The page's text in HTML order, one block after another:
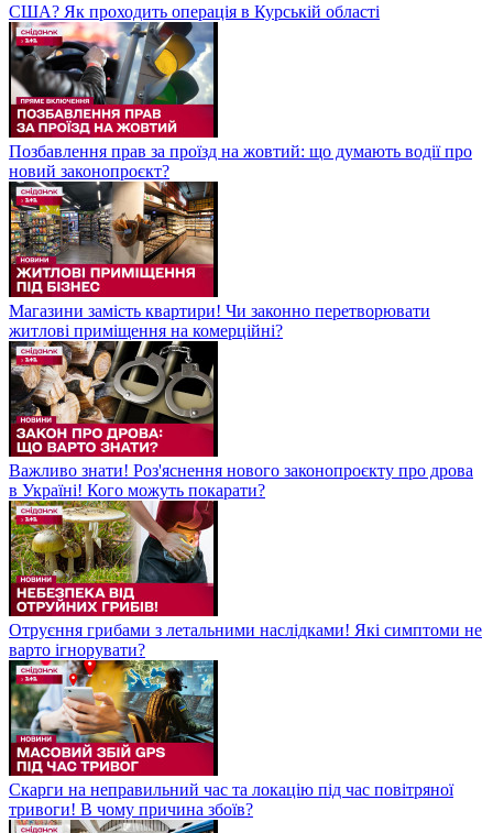
США? Як проходить операція в Курській області
Позбавлення прав за проїзд на жовтий: що думають водії про
новий законопроєкт?
Магазини замість квартири! Чи законно перетворювати
житлові приміщення на комерційні?
Важливо знати! Роз'яснення нового законопроєкту про дрова
в Україні! Кого можуть покарати?
Отруєння грибами з летальними наслідками! Які симптоми не
варто ігнорувати?
Скарги на неправильний час та локацію під час повітряної
тривоги! В чому причина збоїв?